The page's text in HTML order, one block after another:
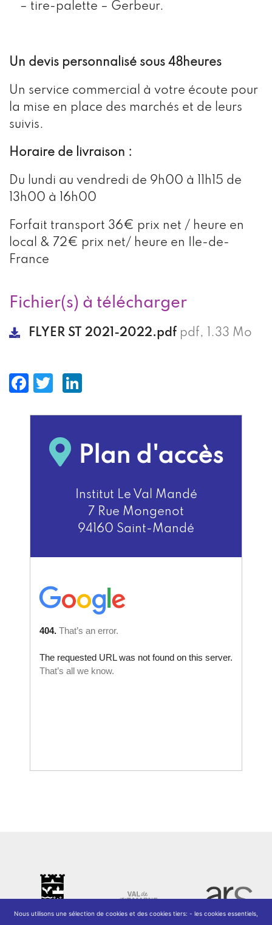
– tire-palette – Gerbeur.
Un devis personnalisé sous 48heures
Un service commercial à votre écoute pour
la mise en place des marchés et de leurs
suivis.
Horaire de livraison :
Du lundi au vendredi de 9h00 à 11h15 de
13h00 à 16h00
Forfait transport 36€ prix net / heure en
local & 72€ prix net/ heure en Ile-de-
France
Fichier(s) à télécharger
FLYER ST 2021-2022.pdf pdf, 1.33 Mo
Facebook
Twitter
Plan d'accès
Institut Le Val Mandé
7 Rue Mongenot
94160 Saint-Mandé
Nous utilisons une sélection de cookies et des cookies tiers: - les cookies essentiels,